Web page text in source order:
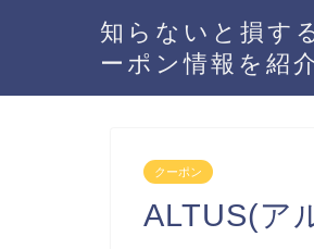
知らないと損す
ーポン情報を紹
クーポン
ALTUS(ア